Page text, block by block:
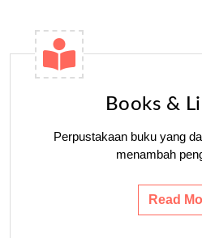
Books &
Perpustakaan buku yang
menambah
Read